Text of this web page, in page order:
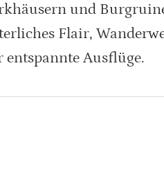
und
Flair,
entspannte Ausflüge.